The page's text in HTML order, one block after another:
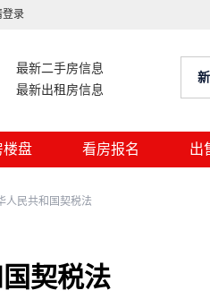
登录
最新二手房信息
最新出租房信息
楼盘 看房报名 出
人民共和国契税法
契税法